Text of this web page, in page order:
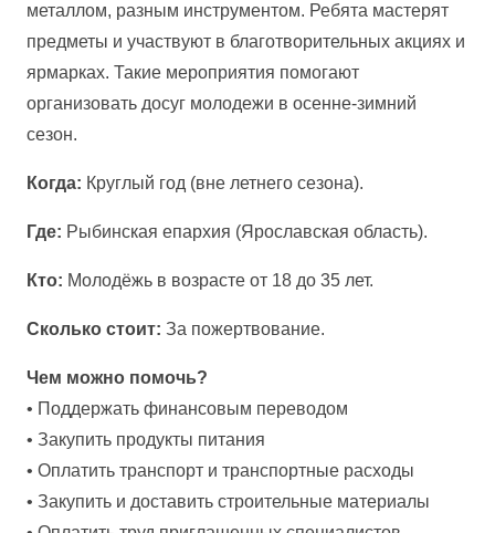
металлом, разным инструментом. Ребята мастерят
предметы и участвуют в благотворительных акциях и
ярмарках. Такие мероприятия помогают
организовать досуг молодежи в осенне-зимний
сезон.
Когда: Круглый год (вне летнего сезона).
Где: Рыбинская епархия (Ярославская область).
Кто: Молодёжь в возрасте от 18 до 35 лет.
Сколько стоит: За пожертвование.
Чем можно помочь?
• Поддержать финансовым переводом
• Закупить продукты питания
• Оплатить транспорт и транспортные расходы
• Закупить и доставить строительные материалы